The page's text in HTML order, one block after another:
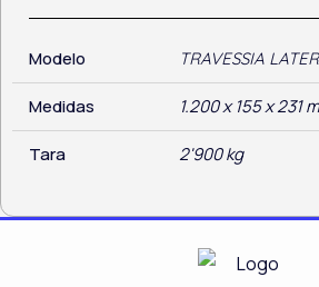
Modelo TRAVESSIA
Medidas 1.200 x 155 x 231
Tara 2'900 kg